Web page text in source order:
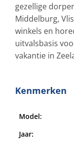
gezellige
Middelburg,
winkels en
uitvalsbasis
vakantie in
Kenmerken
Model:
Jaar: